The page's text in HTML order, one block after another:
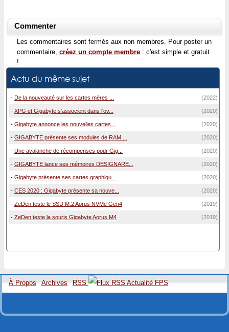
Commenter
Les commentaires sont fermés aux non membres. Pour poster un
commentaire, créez un compte membre : c'est simple et gratuit
!
Actu du même sujet
- De la nouveauté sur les cartes mères ... (2022)
- XPG et Gigabyte s'associent dans l'ov... (2020)
- Gigabyte annonce les nouvelles cartes... (2020)
- GIGABYTE présente ses modules de RAM ... (2020)
- Une avalanche de récompenses pour Gig... (2020)
- GIGABYTE lance ses mémoires DESIGNARE... (2020)
- Gigabyte présente ses cartes graphiqu... (2020)
- CES 2020 : Gigabyte présente sa nouve... (2020)
- ZeDen teste le SSD M.2 Aorus NVMe Gen4 (2019)
- ZeDen teste la souris Gigabyte Aorus M4 (2019)
À Propos Archives RSS